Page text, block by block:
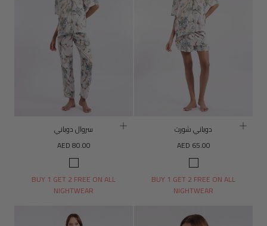
دوباني شورت
السعر
AED 65.00
طباعة
دوباني
BUY 1 GET 2 FREE ON ALL
NIGHTWEAR
سروال دوباني
السعر
AED 80.00
طباعة
دوباني
BUY 1 GET 2 FREE ON ALL
NIGHTWEAR